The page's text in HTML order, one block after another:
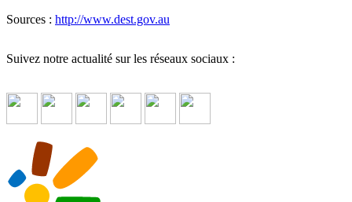
Sources : http://www.dest.gov.au
Suivez notre actualité sur les réseaux sociaux :